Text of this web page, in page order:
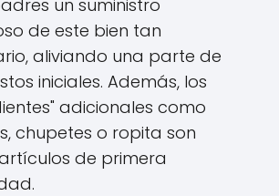
un suministro
de este bien tan
aliviando una parte de
iniciales. Además, los
adicionales como
chupetes o ropita son
de primera